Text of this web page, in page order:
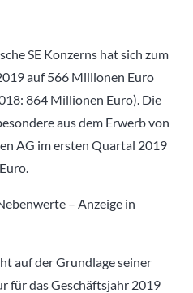
SE Konzerns hat sich zum
auf 566 Millionen Euro
864 Millionen Euro). Die
aus dem Erwerb von
AG im ersten Quartal 2019
– Anzeige in
auf der Grundlage seiner
für das Geschäftsjahr 2019